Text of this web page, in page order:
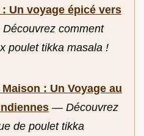
Un voyage épicé vers
Découvrez comment
poulet tikka masala !
: Un Voyage au
— Découvrez
de poulet tikka